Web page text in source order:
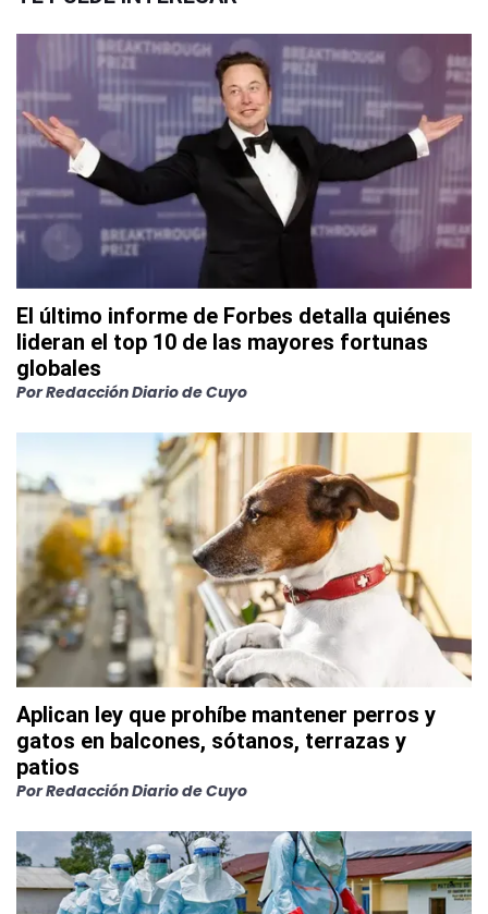
El último informe de Forbes detalla quiénes
lideran el top 10 de las mayores fortunas
globales
PorRedacción Diario de Cuyo
Aplican ley que prohíbe mantener perros y
gatos en balcones, sótanos, terrazas y
patios
PorRedacción Diario de Cuyo